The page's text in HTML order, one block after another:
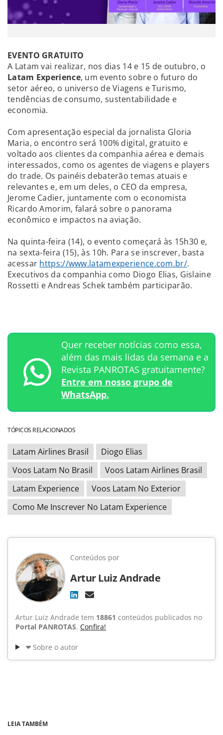
EVENTO GRATUITO
A Latam vai realizar, nos dias 14 e 15 de outubro, o
Latam Experience, um evento sobre o futuro do
setor aéreo, o universo de Viagens e Turismo,
tendências de consumo, sustentabilidade e
economia.
Com apresentação especial da jornalista Gloria
Maria, o encontro será 100% digital, gratuito e
voltado aos clientes da companhia aérea e demais
interessados, como os agentes de viagens e players
do trade. Os painéis debaterão temas atuais e
relevantes e, em um deles, o CEO da empresa,
Jerome Cadier, juntamente com o economista
Ricardo Amorim, falará sobre o panorama
econômico e impactos na aviação.
Na quinta-feira (14), o evento começará às 15h30 e,
na sexta-feira (15), às 10h. Para se inscrever, basta
acessar https://www.latamexperience.com.br/.
Executivos da companhia como Diogo Elias, Gislaine
Rossetti e Andreas Schek também participarão.
Quer receber notícias como essa,
além das mais lidas da semana e a
Revista PANROTAS gratuitamente?
Entre em nosso grupo de
WhatsApp.
TÓPICOS RELACIONADOS
Latam Airlines Brasil
Diogo Elias
Voos Latam No Brasil
Voos Latam Airlines Brasil
Latam Experience
Voos Latam No Exterior
Como Me Inscrever No Latam Experience
Conteúdos por
Artur Luiz Andrade
Artur Luiz Andrade tem 18861 conteúdos publicados no
Portal PANROTAS. Confira!
Sobre o autor
LEIA TAMBÉM